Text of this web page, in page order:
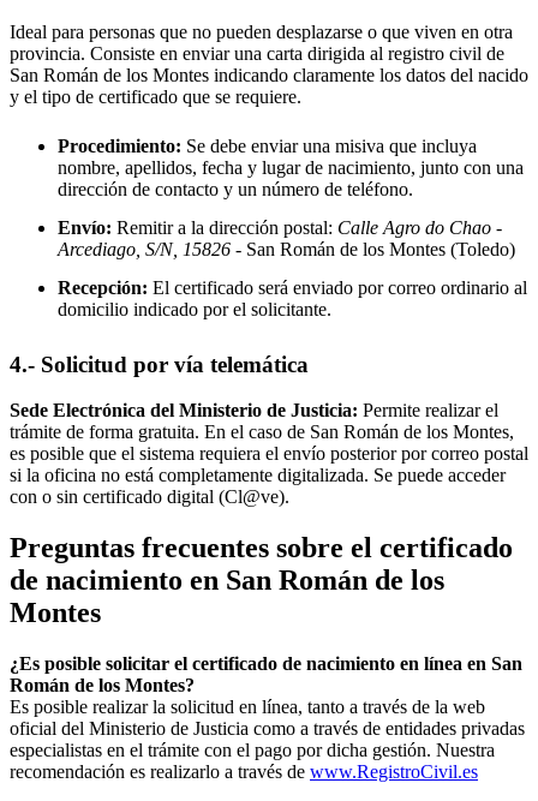
Ideal para personas que no pueden desplazarse o que viven en otra
provincia. Consiste en enviar una carta dirigida al registro civil de
San Román de los Montes indicando claramente los datos del nacido
y el tipo de certificado que se requiere.
Procedimiento: Se debe enviar una misiva que incluya
nombre, apellidos, fecha y lugar de nacimiento, junto con una
dirección de contacto y un número de teléfono.
Envío: Remitir a la dirección postal: Calle Agro do Chao -
Arcediago, S/N, 15826 - San Román de los Montes (Toledo)
Recepción: El certificado será enviado por correo ordinario al
domicilio indicado por el solicitante.
4.- Solicitud por vía telemática
Sede Electrónica del Ministerio de Justicia: Permite realizar el
trámite de forma gratuita. En el caso de San Román de los Montes,
es posible que el sistema requiera el envío posterior por correo postal
si la oficina no está completamente digitalizada. Se puede acceder
con o sin certificado digital (Cl@ve).
Preguntas frecuentes sobre el certificado
de nacimiento en San Román de los
Montes
¿Es posible solicitar el certificado de nacimiento en línea en San
Román de los Montes?
Es posible realizar la solicitud en línea, tanto a través de la web
oficial del Ministerio de Justicia como a través de entidades privadas
especialistas en el trámite con el pago por dicha gestión. Nuestra
recomendación es realizarlo a través de www.RegistroCivil.es